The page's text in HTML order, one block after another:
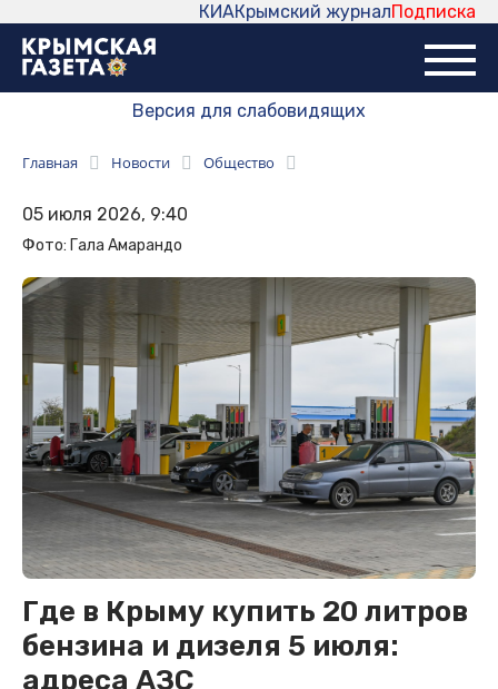
Подписка
Крымский журнал
КИА
Версия для слабовидящих
Главная Новости Общество
05 июля 2026, 9:40
Фото: Гала Амарандо
Где в Крыму купить 20 литров
бензина и дизеля 5 июля:
адреса АЗС